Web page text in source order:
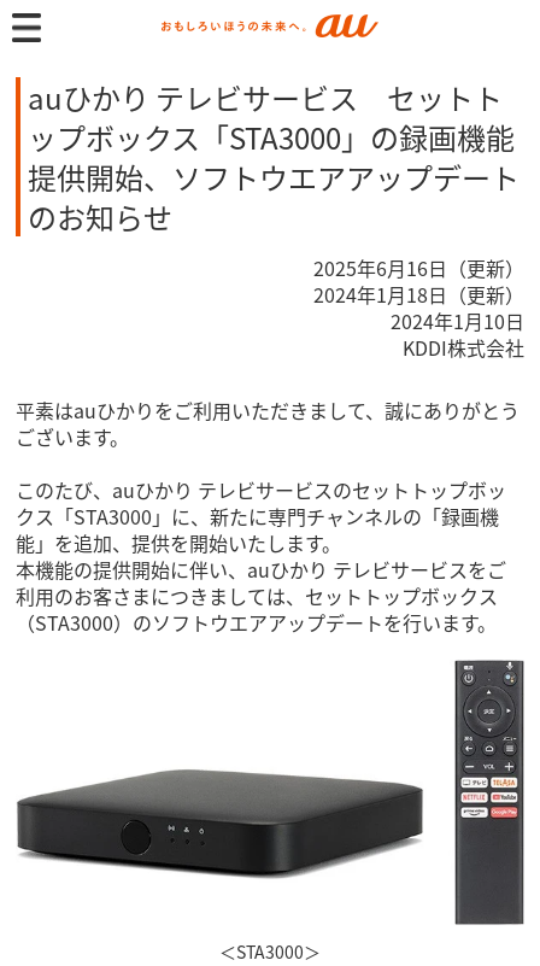
auひかり テレビサービス セットト
ップボックス「STA3000」の録画機能
提供開始、ソフトウエアアップデート
のお知らせ
2025年6月16日（更新）
2024年1月18日（更新）
2024年1月10日
KDDI株式会社
平素はauひかりをご利用いただきまして、誠にありがとう
ございます。
このたび、auひかり テレビサービスのセットトップボッ
クス「STA3000」に、新たに専門チャンネルの「録画機
能」を追加、提供を開始いたします。
本機能の提供開始に伴い、auひかり テレビサービスをご
利用のお客さまにつきましては、セットトップボックス
（STA3000）のソフトウエアアップデートを行います。
＜STA3000＞